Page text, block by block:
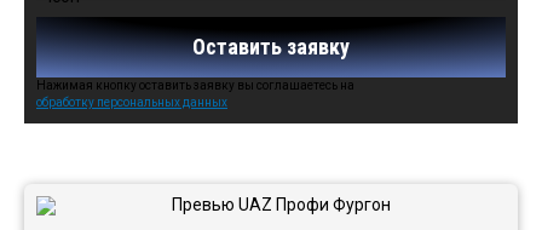
Оставить заявку
Нажимая кнопку оставить заявку вы соглашаетесь на
обработку персональных данных